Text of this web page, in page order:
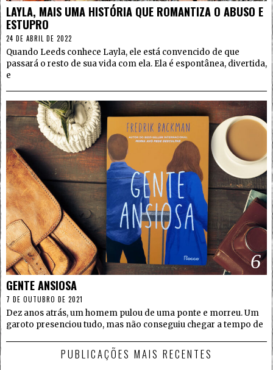
LAYLA, MAIS UMA HISTÓRIA QUE ROMANTIZA O ABUSO E
ESTUPRO
24 DE ABRIL DE 2022
Quando Leeds conhece Layla, ele está convencido de que
passará o resto de sua vida com ela. Ela é espontânea, divertida,
e
6
GENTE ANSIOSA
7 DE OUTUBRO DE 2021
Dez anos atrás, um homem pulou de uma ponte e morreu. Um
garoto presenciou tudo, mas não conseguiu chegar a tempo de
PUBLICAÇÕES MAIS RECENTES